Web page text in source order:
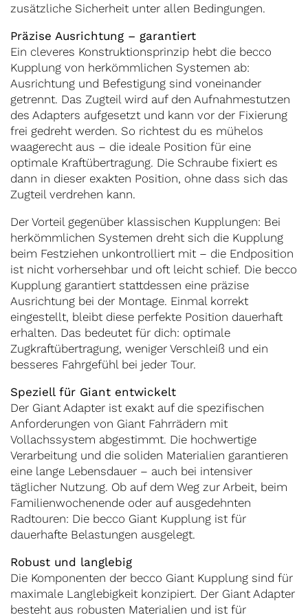
zusätzliche Sicherheit unter allen Bedingungen.
Präzise Ausrichtung – garantiert
Ein cleveres Konstruktionsprinzip hebt die becco
Kupplung von herkömmlichen Systemen ab:
Ausrichtung und Befestigung sind voneinander
getrennt. Das Zugteil wird auf den Aufnahmestutzen
des Adapters aufgesetzt und kann vor der Fixierung
frei gedreht werden. So richtest du es mühelos
waagerecht aus – die ideale Position für eine
optimale Kraftübertragung. Die Schraube fixiert es
dann in dieser exakten Position, ohne dass sich das
Zugteil verdrehen kann.
Der Vorteil gegenüber klassischen Kupplungen: Bei
herkömmlichen Systemen dreht sich die Kupplung
beim Festziehen unkontrolliert mit – die Endposition
ist nicht vorhersehbar und oft leicht schief. Die becco
Kupplung garantiert stattdessen eine präzise
Ausrichtung bei der Montage. Einmal korrekt
eingestellt, bleibt diese perfekte Position dauerhaft
erhalten. Das bedeutet für dich: optimale
Zugkraftübertragung, weniger Verschleiß und ein
besseres Fahrgefühl bei jeder Tour.
Speziell für Giant entwickelt
Der Giant Adapter ist exakt auf die spezifischen
Anforderungen von Giant Fahrrädern mit
Vollachssystem abgestimmt. Die hochwertige
Verarbeitung und die soliden Materialien garantieren
eine lange Lebensdauer – auch bei intensiver
täglicher Nutzung. Ob auf dem Weg zur Arbeit, beim
Familienwochenende oder auf ausgedehnten
Radtouren: Die becco Giant Kupplung ist für
dauerhafte Belastungen ausgelegt.
Robust und langlebig
Die Komponenten der becco Giant Kupplung sind für
maximale Langlebigkeit konzipiert. Der Giant Adapter
besteht aus robusten Materialien und ist für